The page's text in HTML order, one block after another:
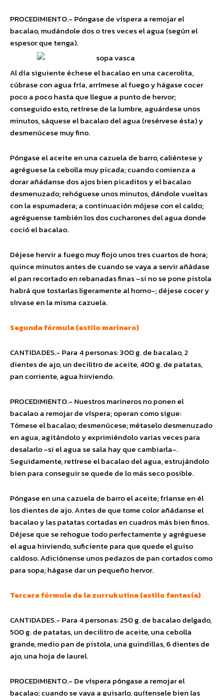
PROCEDIMIENTO.- Póngase de víspera a remojar el
bacalao, mudándole dos o tres veces el agua (según el
espesor que tenga).
Al día siguiente échese el bacalao en una cacerolita,
cúbrase con agua fría, arrímese al fuego y hágase cocer
poco a poco hasta que llegue a punto de hervor;
conseguido esto, retírese de la lumbre, aguárdese unos
minutos, sáquese el bacalao del agua (resérvese ésta) y
desmenúcese muy fino.
Póngase el aceite en una cazuela de barro, caliéntese y
agréguese la cebolla muy picada; cuando comienza a
dorar añádanse dos ajos bien picaditos y el bacalao
desmenuzado; rehóguese unos minutos, dándole vueltas
con la espumadera; a continuación mójese con el caldo;
agréguense también los dos cucharones del agua donde
coció el bacalao.
Déjese hervir a fuego muy flojo unos tres cuartos de hora;
quince minutos antes de cuando se vaya a servir añádase
el pan recortado en rebanadas finas –si no se pone pistola
habrá que tostarlas ligeramente al horno-; déjese cocer y
sírvase en la misma cazuela.
Segunda fórmula (estilo marinero)
CANTIDADES.- Para 4 personas: 300 g. de bacalao, 2
dientes de ajo, un decilitro de aceite, 400 g. de patatas,
pan corriente, agua hirviendo.
PROCEDIMIENTO.- Nuestros marineros no ponen el
bacalao a remojar de víspera; operan como sigue:
Tómese el bacalao; desmenúcese; métaselo desmenuzado
en agua, agitándolo y exprimiéndolo varias veces para
desalarlo -si el agua se sala hay que cambiarla-.
Seguidamente, retírese el bacalao del agua, estrujándolo
bien para conseguir se quede de lo más seco posible.
Póngase en una cazuela de barro el aceite; fríanse en él
los dientes de ajo. Antes de que tome color añádanse el
bacalao y las patatas cortadas en cuadros más bien finos.
Déjese que se rehogue todo perfectamente y agréguese
el agua hirviendo, suficiente para que quede el guiso
caldoso. Adiciónense unos pedazos de pan cortados como
para sopa; hágase dar un pequeño hervor.
Tercera fórmula de la zurrukutina (estilo fantasía)
CANTIDADES.- Para 4 personas: 250 g. de bacalao delgado,
500 g. de patatas, un decilitro de aceite, una cebolla
grande, medio pan de pistola, una guindillas, 6 dientes de
ajo, una hoja de laurel.
PROCEDIMIENTO.- De víspera póngase a remojar el
bacalao; cuando se vaya a guisarlo, quítensele bien las